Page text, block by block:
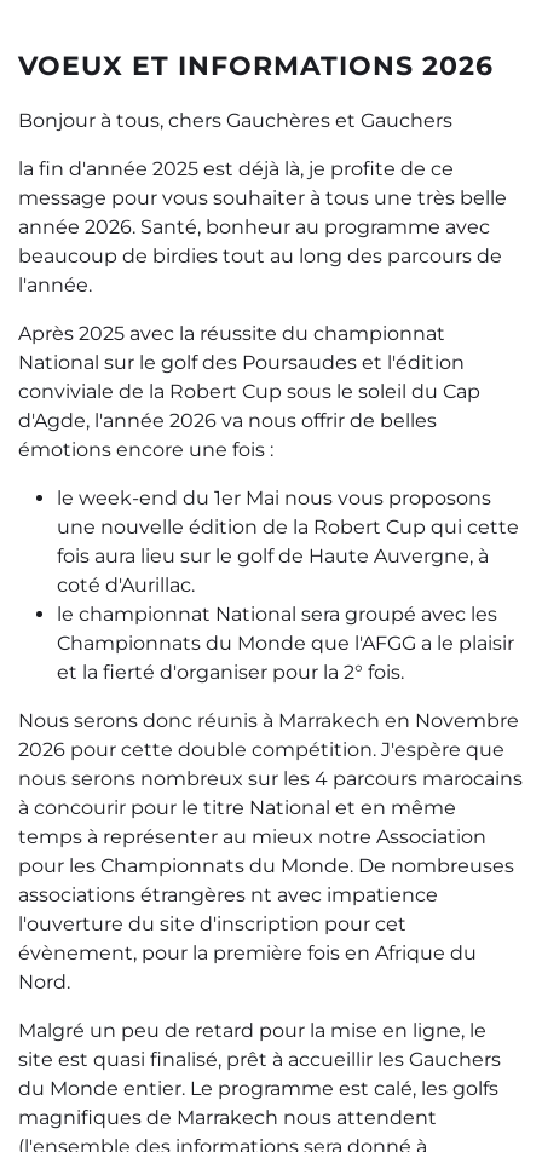
VOEUX ET INFORMATIONS 2026
Bonjour à tous, chers Gauchères et Gauchers
la fin d'année 2025 est déjà là, je profite de ce
message pour vous souhaiter à tous une très belle
année 2026. Santé, bonheur au programme avec
beaucoup de birdies tout au long des parcours de
l'année.
Après 2025 avec la réussite du championnat
National sur le golf des Poursaudes et l'édition
conviviale de la Robert Cup sous le soleil du Cap
d'Agde, l'année 2026 va nous offrir de belles
émotions encore une fois :
le week-end du 1er Mai nous vous proposons
une nouvelle édition de la Robert Cup qui cette
fois aura lieu sur le golf de Haute Auvergne, à
coté d'Aurillac.
le championnat National sera groupé avec les
Championnats du Monde que l'AFGG a le plaisir
et la fierté d'organiser pour la 2° fois.
Nous serons donc réunis à Marrakech en Novembre
2026 pour cette double compétition. J'espère que
nous serons nombreux sur les 4 parcours marocains
à concourir pour le titre National et en même
temps à représenter au mieux notre Association
pour les Championnats du Monde. De nombreuses
associations étrangères nt avec impatience
l'ouverture du site d'inscription pour cet
évènement, pour la première fois en Afrique du
Nord.
Malgré un peu de retard pour la mise en ligne, le
site est quasi finalisé, prêt à accueillir les Gauchers
du Monde entier. Le programme est calé, les golfs
magnifiques de Marrakech nous attendent
(l'ensemble des informations sera donné à